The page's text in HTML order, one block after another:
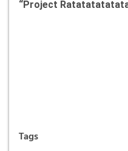
“Project
Tags